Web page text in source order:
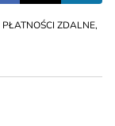
PŁATNOŚCI ZDALNE,